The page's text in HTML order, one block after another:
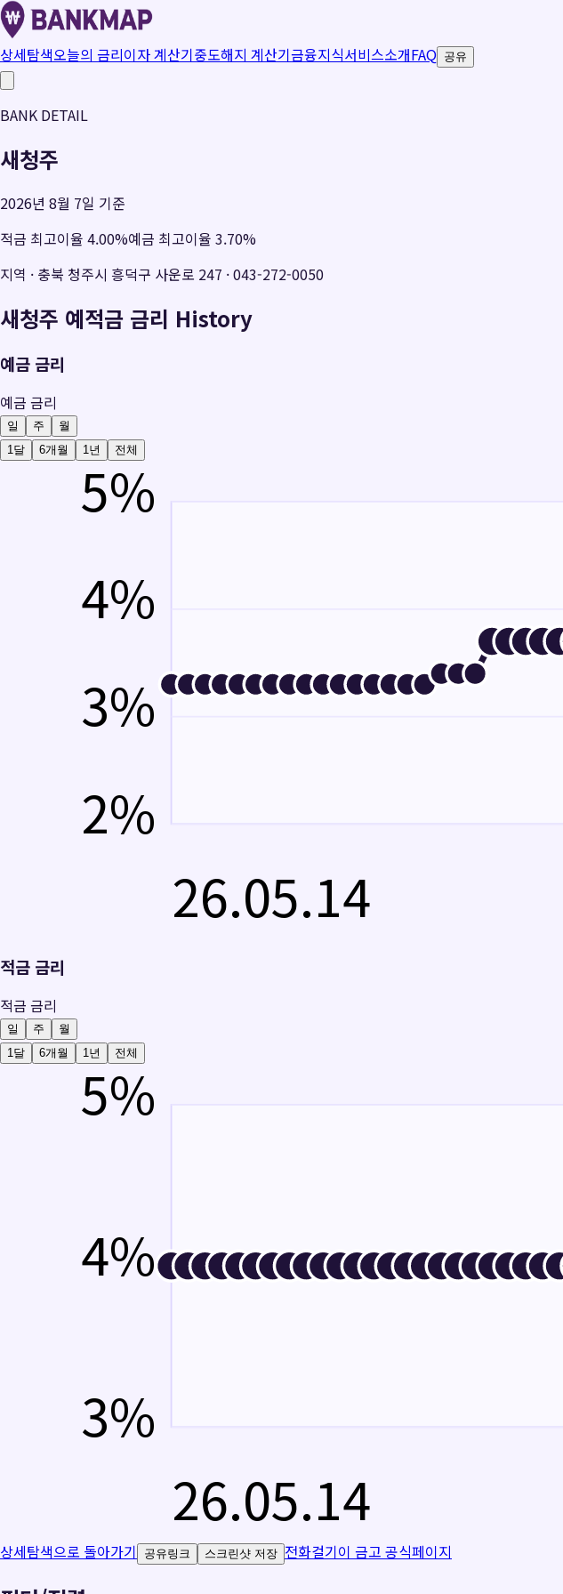
상세탐색오늘의 금리이자 계산기중도해지 계산기금융지식서비스소개FAQ 공유
BANK DETAIL
새청주
2026년 8월 7일 기준
적금 최고이율 4.00%예금 최고이율 3.70%
지역 · 충북 청주시 흥덕구 사운로 247 ·043-272-0050
새청주 예적금 금리 History
예금 금리
예금 금리
일 주
월
1달
6개월 1년 전체
5%
4%
3%
2%
26.05.14
적금 금리
적금 금리
일 주
월
1달
6개월 1년 전체
5%
4%
3%
26.05.14
상세탐색으로 돌아가기 공유링크 스크린샷 저장 전화걸기이 금고 공식페이지